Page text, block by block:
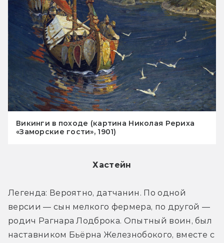
Викинги в походе (картина Николая Рериха
«Заморские гости», 1901)
Хастейн
Легенда: Вероятно, датчанин. По одной
версии — сын мелкого фермера, по другой —
родич Рагнара Лодброка. Опытный воин, был
наставником Бьёрна Железнобокого, вместе с